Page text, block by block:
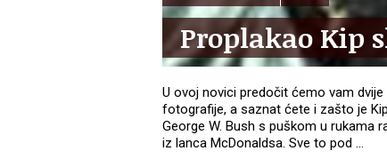
Proplakao Kip
U ovoj novici predočit ćemo vam
fotografije, a saznat ćete i zašto je
George W. Bush s puškom u
iz lanca McDonaldsa. Sve to pod ...